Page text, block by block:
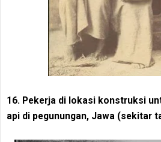
16. Pekerja di lokasi konstruksi
api di pegunungan, Jawa (sekitar